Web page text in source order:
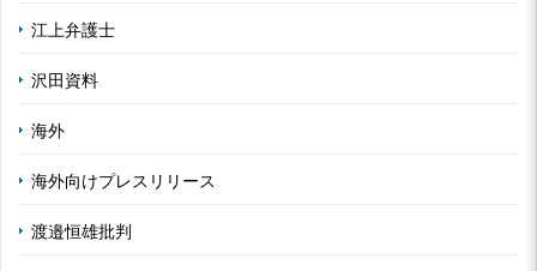
江上弁護士
沢田資料
海外
海外向けプレスリリース
渡邉恒雄批判